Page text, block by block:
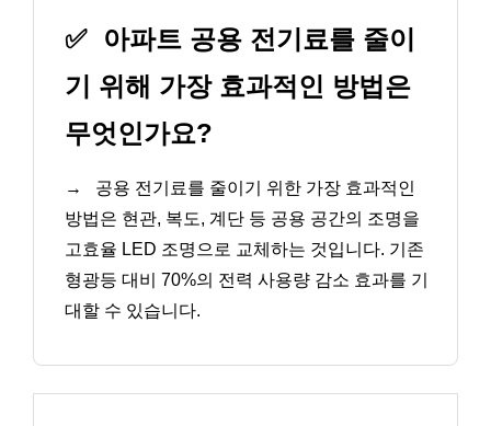
✅
아파트 공용 전기료를 줄이
기 위해 가장 효과적인 방법은
무엇인가요?
→
공용 전기료를 줄이기 위한 가장 효과적인
방법은 현관, 복도, 계단 등 공용 공간의 조명을
고효율 LED 조명으로 교체하는 것입니다. 기존
형광등 대비 70%의 전력 사용량 감소 효과를 기
대할 수 있습니다.